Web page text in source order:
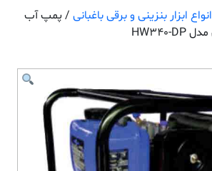
انواع ابزار بنزینی و برقی باغبانی / پمپ آب